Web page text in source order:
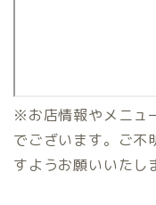
※お店情報やメニュ
でございます。ご不
すようお願いいたし